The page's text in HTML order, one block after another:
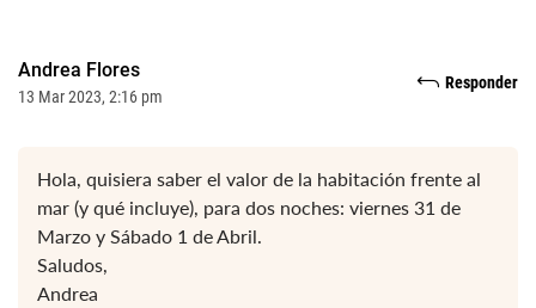
Andrea Flores
13 Mar 2023, 2:16 pm
Responder
Hola, quisiera saber el valor de la habitación frente al
mar (y qué incluye), para dos noches: viernes 31 de
Marzo y Sábado 1 de Abril.
Saludos,
Andrea